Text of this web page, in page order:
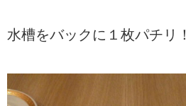
水槽をバックに１枚パチリ！